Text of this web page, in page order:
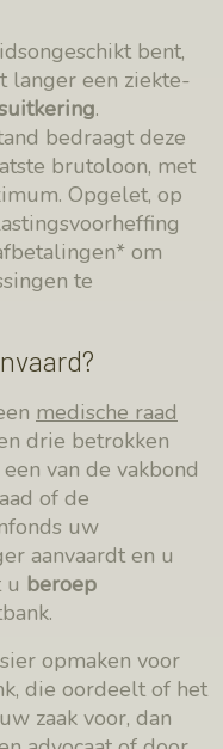
bent,
langer een ziekte-
.
bedraagt deze
brutoloon, met
Opgelet, op
om
te
medische raad
drie betrokken
van de vakbond
of de
uw
aanvaardt en u
u beroep
opmaken voor
die oordeelt of het
zaak voor, dan